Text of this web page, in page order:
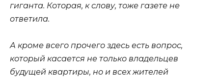
гиганта. Которая, к слову, тоже газете не
ответила.
А кроме всего прочего здесь есть вопрос,
который касается не только владельцев
будущей квартиры, но и всех жителей